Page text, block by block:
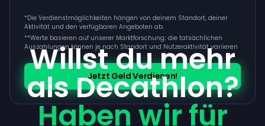
*Die Verdienstmöglichkeiten hängen von deinem Standort, deiner
Aktivität und den verfügbaren Angeboten ab.
**Werte basieren auf unserer Marktforschung; die tatsächlichen
Auszahlungen können je nach Standort und Nutzeraktivität variieren
Jetzt Geld Verdienen!
Willst du mehr
als Decathlon?
Haben wir für